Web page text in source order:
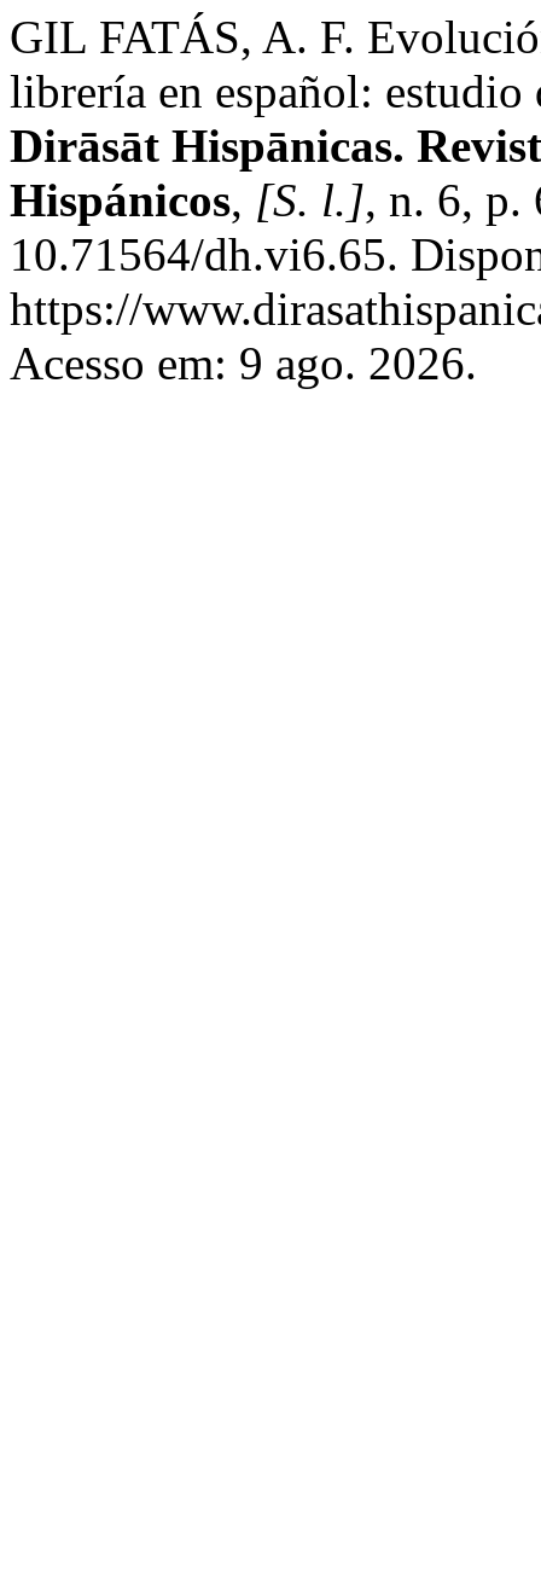
GIL FATÁS, A. F.
librería en español:
Dirāsāt Hispānicas.
Hispánicos, [S. l.], n. 6, p.
10.71564/dh.vi6.65.
https://
Acesso em: 9 ago. 2026.